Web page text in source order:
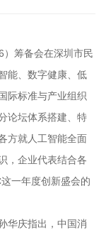
筹备会在深圳市民
能、数字健康、低
际标准与产业组织
论坛体系搭建、特
方就人工智能全面
，企业代表结合各
一年度创新盛会的
华庆指出，中国消